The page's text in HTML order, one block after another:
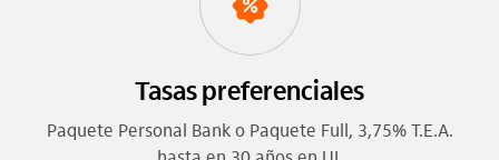
Tasas preferenciales
Paquete Personal Bank o Paquete Full, 3,75% T.E.A.